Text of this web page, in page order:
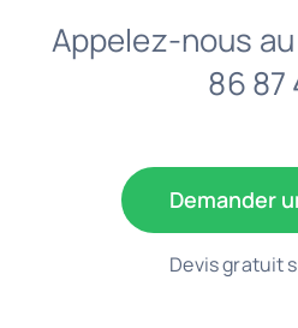
Appelez-nous au
86 87
Demander
Devis gratuit